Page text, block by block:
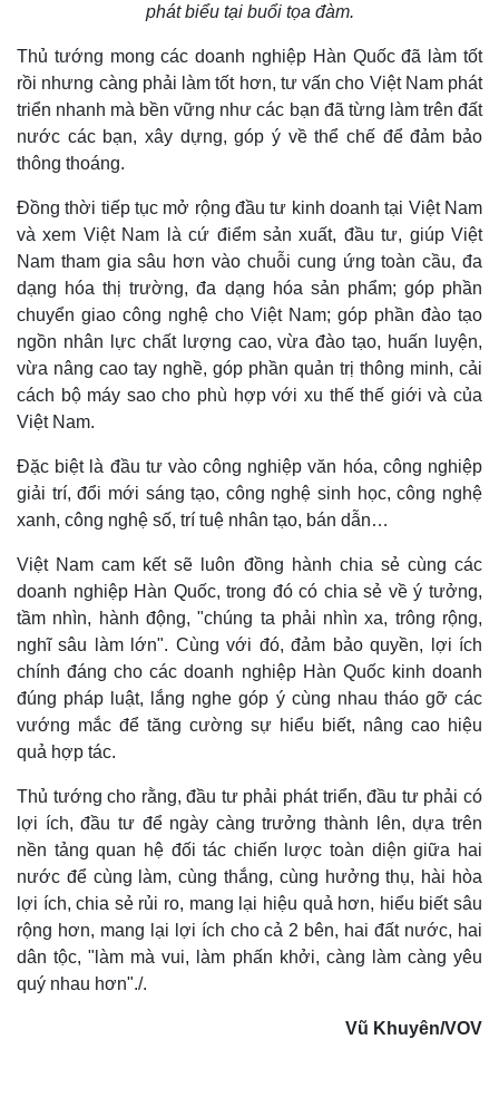
Doanh nghiệp
Thông tin doanh nghiệp
Doanh nghiệp 24h
Doanh nhân
Vì cộng đồng
Công nghệ
Sành điệu
Tin Công nghệ
Trải nghiệm
Chuyển đổi số
phát biểu tại buổi tọa đàm.
Thủ tướng mong các doanh nghiệp Hàn Quốc đã làm tốt
rồi nhưng càng phải làm tốt hơn, tư vấn cho Việt Nam phát
triển nhanh mà bền vững như các bạn đã từng làm trên đất
nước các bạn, xây dựng, góp ý về thể chế để đảm bảo
thông thoáng.
Đồng thời tiếp tục mở rộng đầu tư kinh doanh tại Việt Nam
và xem Việt Nam là cứ điểm sản xuất, đầu tư, giúp Việt
Nam tham gia sâu hơn vào chuỗi cung ứng toàn cầu, đa
dạng hóa thị trường, đa dạng hóa sản phẩm; góp phần
chuyển giao công nghệ cho Việt Nam; góp phần đào tạo
ngồn nhân lực chất lượng cao, vừa đào tạo, huấn luyện,
vừa nâng cao tay nghề, góp phần quản trị thông minh, cải
cách bộ máy sao cho phù hợp với xu thế thế giới và của
Việt Nam.
Đặc biệt là đầu tư vào công nghiệp văn hóa, công nghiệp
giải trí, đổi mới sáng tạo, công nghệ sinh học, công nghệ
xanh, công nghệ số, trí tuệ nhân tạo, bán dẫn…
Việt Nam cam kết sẽ luôn đồng hành chia sẻ cùng các
doanh nghiệp Hàn Quốc, trong đó có chia sẻ về ý tưởng,
tầm nhìn, hành động, "chúng ta phải nhìn xa, trông rộng,
nghĩ sâu làm lớn". Cùng với đó, đảm bảo quyền, lợi ích
chính đáng cho các doanh nghiệp Hàn Quốc kinh doanh
đúng pháp luật, lắng nghe góp ý cùng nhau tháo gỡ các
vướng mắc để tăng cường sự hiểu biết, nâng cao hiệu
quả hợp tác.
Thủ tướng cho rằng, đầu tư phải phát triển, đầu tư phải có
lợi ích, đầu tư để ngày càng trưởng thành lên, dựa trên
nền tảng quan hệ đối tác chiến lược toàn diện giữa hai
nước để cùng làm, cùng thắng, cùng hưởng thụ, hài hòa
lợi ích, chia sẻ rủi ro, mang lại hiệu quả hơn, hiểu biết sâu
rộng hơn, mang lại lợi ích cho cả 2 bên, hai đất nước, hai
dân tộc, "làm mà vui, làm phấn khởi, càng làm càng yêu
quý nhau hơn"./.
Vũ Khuyên/VOV